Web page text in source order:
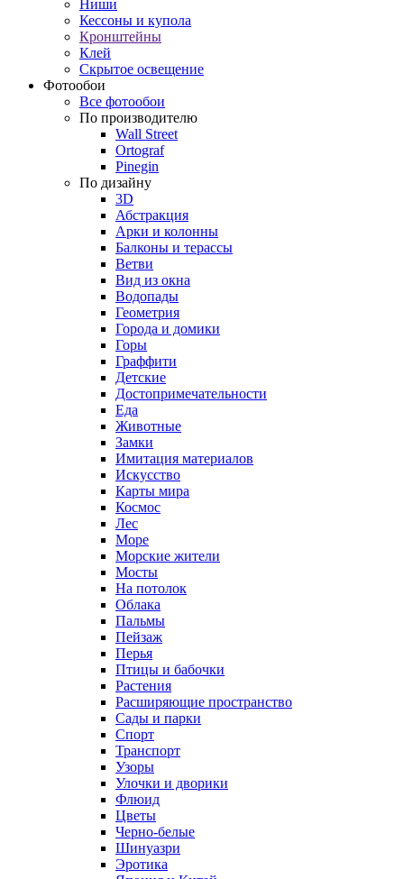
Ниши
Кессоны и купола
Кронштейны
Клей
Скрытое освещение
Фотообои
Все фотообои
По производителю
Wall Street
Ortograf
Pinegin
По дизайну
3D
Абстракция
Арки и колонны
Балконы и терассы
Ветви
Вид из окна
Водопады
Геометрия
Города и домики
Горы
Граффити
Детские
Достопримечательности
Еда
Животные
Замки
Имитация материалов
Искусство
Карты мира
Космос
Лес
Море
Морские жители
Мосты
На потолок
Облака
Пальмы
Пейзаж
Перья
Птицы и бабочки
Растения
Расширяющие пространство
Сады и парки
Спорт
Транспорт
Узоры
Улочки и дворики
Флюид
Цветы
Черно-белые
Шинуазри
Эротика